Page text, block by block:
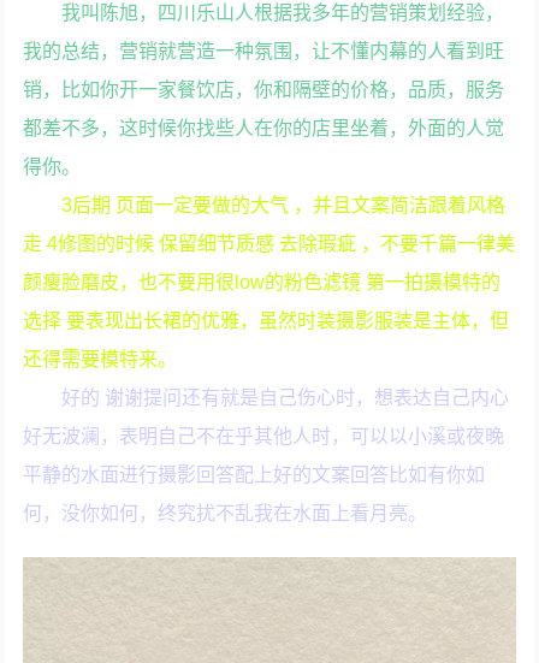
我叫陈旭，四川乐山人根据我多年的营销策划经验，
我的总结，营销就营造一种氛围，让不懂内幕的人看到旺
销，比如你开一家餐饮店，你和隔壁的价格，品质，服务
都差不多，这时候你找些人在你的店里坐着，外面的人觉
得你。
3后期 页面一定要做的大气 ，并且文案简洁跟着风格
走 4修图的时候 保留细节质感 去除瑕疵 ，不要千篇一律美
颜瘦脸磨皮，也不要用很low的粉色滤镜 第一拍摄模特的
选择 要表现出长裙的优雅，虽然时装摄影服装是主体，但
还得需要模特来。
好的 谢谢提问还有就是自己伤心时，想表达自己内心
好无波澜，表明自己不在乎其他人时，可以以小溪或夜晚
平静的水面进行摄影回答配上好的文案回答比如有你如
何，没你如何，终究扰不乱我在水面上看月亮。